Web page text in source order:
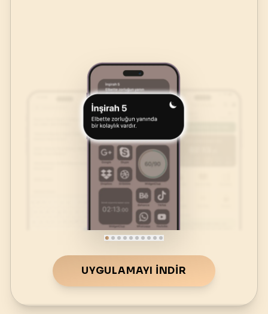
UYGULAMAYI İNDIR